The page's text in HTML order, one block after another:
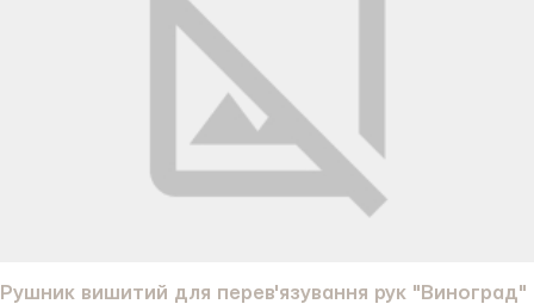
Рушник вишитий для перев'язування рук "Виноград"